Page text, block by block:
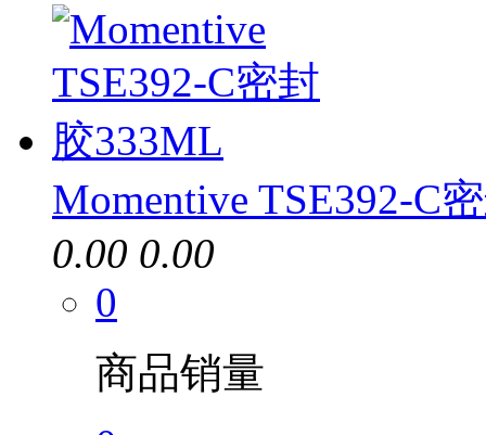
Momentive TSE392-C
0.00 0.00
0
商品销量